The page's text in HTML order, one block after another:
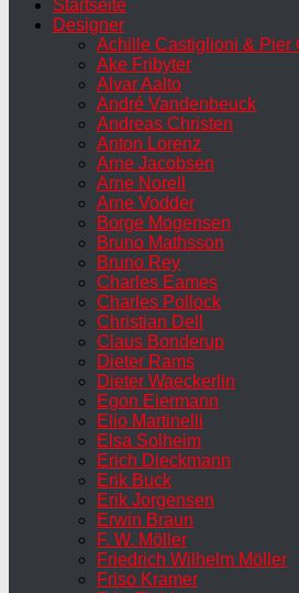
Startseite
Designer
Achille Castiglioni & Pier
Ake Fribyter
Alvar Aalto
André Vandenbeuck
Andreas Christen
Anton Lorenz
Arne Jacobsen
Arne Norell
Arne Vodder
Borge Mogensen
Bruno Mathsson
Bruno Rey
Charles Eames
Charles Pollock
Christian Dell
Claus Bonderup
Dieter Rams
Dieter Waeckerlin
Egon Eiermann
Elio Martinelli
Elsa Solheim
Erich Dieckmann
Erik Buck
Erik Jorgensen
Erwin Braun
F. W. Möller
Friedrich Wilhelm Möller
Friso Kramer